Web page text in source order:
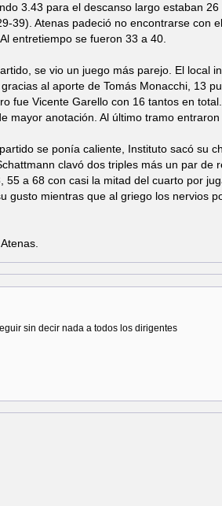
3.43 para el descanso largo estaban
39). Atenas padeció no encontrarse con
entretiempo se fueron 33 a 40.
se vio un juego más parejo. El local
al aporte de Tomás Monacchi, 13
fue Vicente Garello con 16 tantos en
mayor anotación. Al último tramo
se ponía caliente, Instituto sacó su
clavó dos triples más un par de
55 a 68 con casi la mitad del cuarto por
gusto mientras que al griego los nervios
sin decir nada a todos los dirigentes